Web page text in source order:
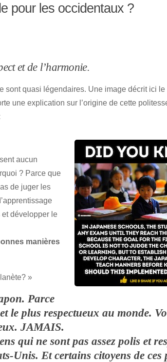
pour les occidentaux ?
et de l’harmonie.
sont quasi légendaires. Une image décrit ici
une explication sur l’origine de cette
aucun
? Parce que
de juger les
développer le
manières
»
Parce
le plus respectueux au monde.
JAMAIS.
qui ne sont pas assez polis et
Unis. Et certains citoyens de ces